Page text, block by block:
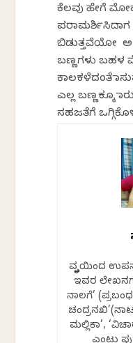
ಕೆಲವು ಹೇಗೆ
ಪರಾಮರ್ಶಿಸಿದಾಗ
ಬಿಡುತ್ತವೆಯೋ
ಬಣ್ಣಗಳು ಬಹಳ
ಕಾಲಕಳೆದಂತೆ
ಎಲ್ಲ ಬಣ್ಣಕ್ಕೂ
ಸಹಜತೆಗೆ
ವೃತ್ತಿಯಿಂದ
ಇವರ
ನಾಲಗೆ’
ಮಲ್ಲಿಕಾ’,